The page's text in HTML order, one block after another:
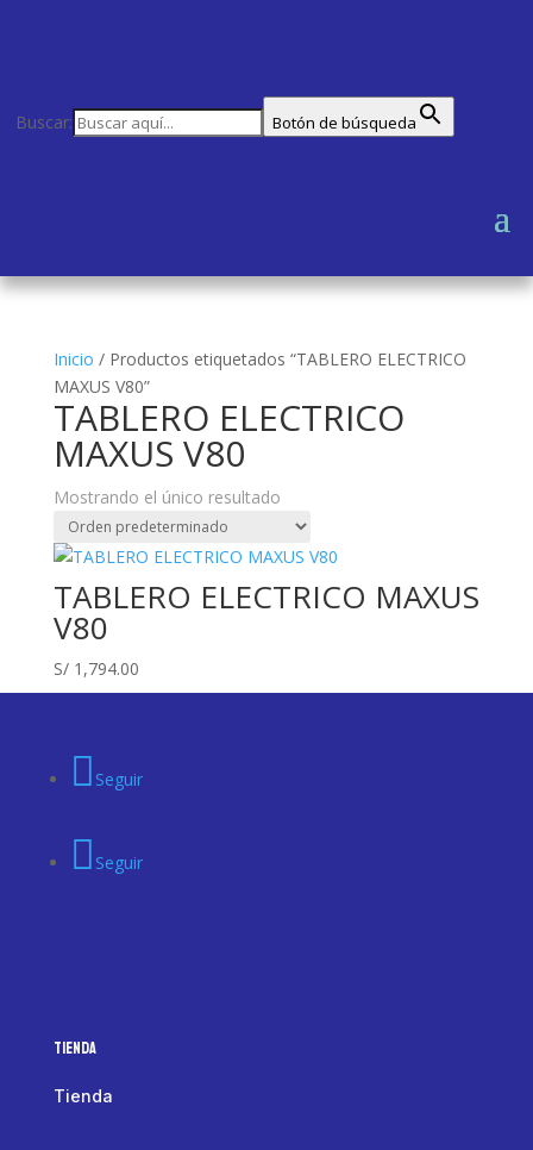
Buscar: Botón de búsqueda
Inicio / Productos etiquetados “TABLERO ELECTRICO
MAXUS V80”
TABLERO ELECTRICO
MAXUS V80
Mostrando el único resultado
TABLERO ELECTRICO MAXUS
V80
S/1,794.00
Seguir
Seguir
Tienda
Tienda